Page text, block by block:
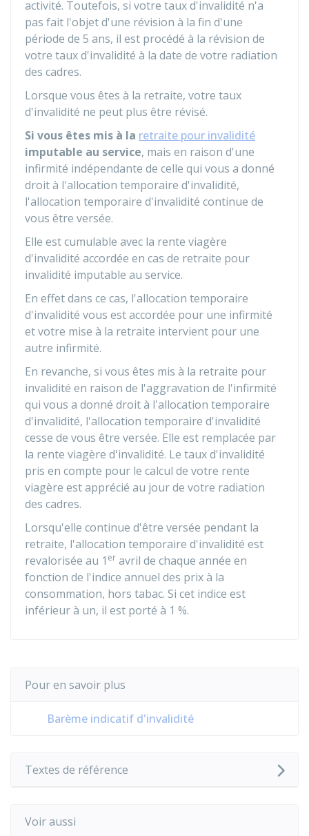
activité. Toutefois, si votre taux d'invalidité n'a
pas fait l'objet d'une révision à la fin d'une
période de 5 ans, il est procédé à la révision de
votre taux d'invalidité à la date de votre radiation
des cadres.
Lorsque vous êtes à la retraite, votre taux
d'invalidité ne peut plus être révisé.
Si vous êtes mis à la retraite pour invalidité
imputable au service, mais en raison d'une
infirmité indépendante de celle qui vous a donné
droit à l'allocation temporaire d'invalidité,
l'allocation temporaire d'invalidité continue de
vous être versée.
Elle est cumulable avec la rente viagère
d'invalidité accordée en cas de retraite pour
invalidité imputable au service.
En effet dans ce cas, l'allocation temporaire
d'invalidité vous est accordée pour une infirmité
et votre mise à la retraite intervient pour une
autre infirmité.
En revanche, si vous êtes mis à la retraite pour
invalidité en raison de l'aggravation de l'infirmité
qui vous a donné droit à l'allocation temporaire
d'invalidité, l'allocation temporaire d'invalidité
cesse de vous être versée. Elle est remplacée par
la rente viagère d'invalidité. Le taux d'invalidité
pris en compte pour le calcul de votre rente
viagère est apprécié au jour de votre radiation
des cadres.
Lorsqu'elle continue d'être versée pendant la
retraite, l'allocation temporaire d'invalidité est
revalorisée au 1 er avril de chaque année en
fonction de l'indice annuel des prix à la
consommation, hors tabac. Si cet indice est
inférieur à un, il est porté à 1 %.
Pour en savoir plus
Barème indicatif d'invalidité
Textes de référence
Voir aussi